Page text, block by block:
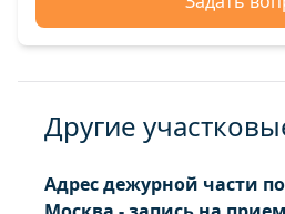
Другие
Адрес дежурной части